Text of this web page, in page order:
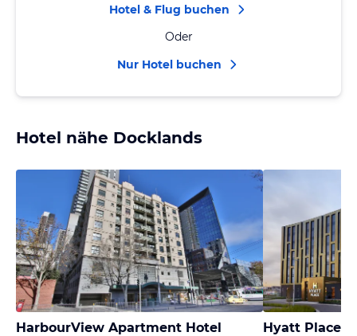
Hotel & Flug buchen
Oder
Nur Hotel buchen
Hotel nähe Docklands
HarbourView Apartment Hotel